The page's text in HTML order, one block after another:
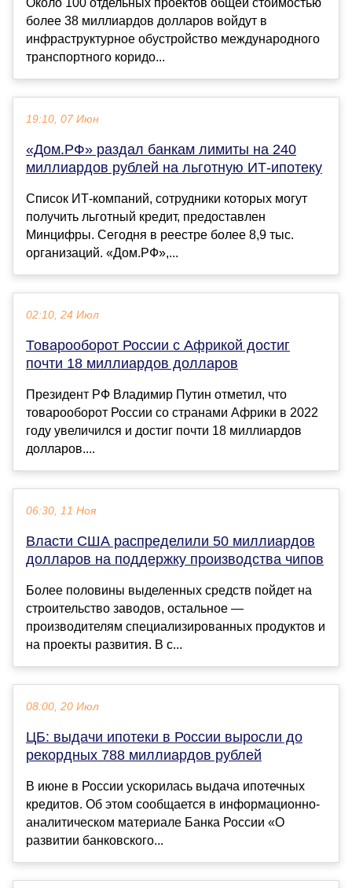
более 38 миллиардов долларов войдут в
инфраструктурное обустройство международного
транспортного коридо...
19:10, 07 Июн
«Дом.РФ» раздал банкам лимиты на 240
миллиардов рублей на льготную ИТ-ипотеку
Список ИТ-компаний, сотрудники которых могут
получить льготный кредит, предоставлен
Минцифры. Сегодня в реестре более 8,9 тыс.
организаций. «Дом.РФ»,...
02:10, 24 Июл
Товарооборот России с Африкой достиг
почти 18 миллиардов долларов
Президент РФ Владимир Путин отметил, что
товарооборот России со странами Африки в 2022
году увеличился и достиг почти 18 миллиардов
долларов....
06:30, 11 Ноя
Власти США распределили 50 миллиардов
долларов на поддержку производства чипов
Более половины выделенных средств пойдет на
строительство заводов, остальное —
производителям специализированных продуктов и
на проекты развития. В с...
08:00, 20 Июл
ЦБ: выдачи ипотеки в России выросли до
рекордных 788 миллиардов рублей
В июне в России ускорилась выдача ипотечных
кредитов. Об этом сообщается в информационно-
аналитическом материале Банка России «О
развитии банковского...